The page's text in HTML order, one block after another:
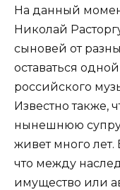
На данный
Николай
сыновей от
оставаться
российского
Известно также,
нынешнюю
живет много лет.
что между
имущество или